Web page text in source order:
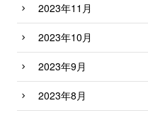
2023年11月
2023年10月
2023年9月
2023年8月